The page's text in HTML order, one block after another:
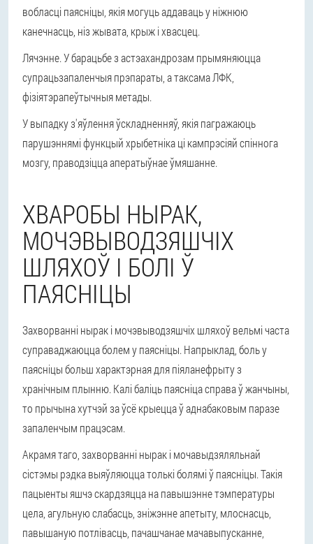
вобласці паясніцы, якія могуць аддаваць у ніжнюю
канечнасць, ніз жывата, крыж і хвасцец.
Лячэнне.У барацьбе з астэахандрозам прымяняюцца
супрацьзапаленчыя прэпараты, а таксама ЛФК,
фізіятэрапеўтычныя метады.
У выпадку з'яўлення ўскладненняў, якія пагражаюць
парушэннямі функцый хрыбетніка ці кампрэсіяй спіннога
мозгу, праводзіцца аператыўнае ўмяшанне.
ХВАРОБЫ НЫРАК,
МОЧЭВЫВОДЗЯШЧІХ
ШЛЯХОЎ І БОЛІ Ў
ПАЯСНІЦЫ
Захворванні нырак і мочэвыводзяшчіх шляхоў вельмі часта
суправаджаюцца болем у паясніцы. Напрыклад, боль у
паясніцы больш характэрная для піяланефрыту з
хранічным плынню. Калі баліць паясніца справа ў жанчыны,
то прычына хутчэй за ўсё крыецца ў аднабаковым паразе
запаленчым працэсам.
Акрамя таго, захворванні нырак і мочавыдзяляльнай
сістэмы рэдка выяўляюцца толькі болямі ў паясніцы. Такія
пацыенты яшчэ скардзяцца на павышэнне тэмпературы
цела, агульную слабасць, зніжэнне апетыту, млоснасць,
павышаную потлівасць, пачашчанае мачавыпусканне,